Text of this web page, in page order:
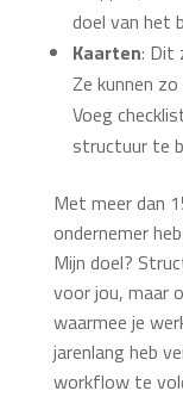
doel van het
Kaarten: Dit
Ze kunnen
Voeg
structuur te
Met meer dan
ondernemer
Mijn doel?
voor jou, maar
waarmee je
jarenlang heb
workflow te